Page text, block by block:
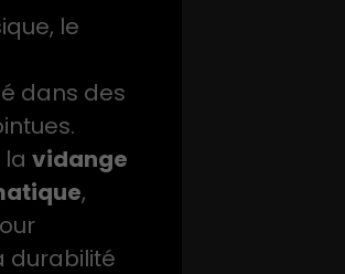
le
dans des
vidange
,
durabilité